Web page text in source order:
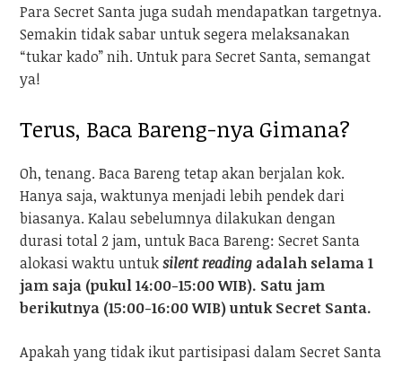
Para Secret Santa juga sudah mendapatkan targetnya.
Semakin tidak sabar untuk segera melaksanakan
“tukar kado” nih. Untuk para Secret Santa, semangat
ya!
Terus, Baca Bareng-nya Gimana?
Oh, tenang. Baca Bareng tetap akan berjalan kok.
Hanya saja, waktunya menjadi lebih pendek dari
biasanya. Kalau sebelumnya dilakukan dengan
durasi total 2 jam, untuk Baca Bareng: Secret Santa
alokasi waktu untuksilent reading adalah selama 1
jam saja (pukul 14:00-15:00 WIB). Satu jam
berikutnya (15:00-16:00 WIB) untuk Secret Santa.
Apakah yang tidak ikut partisipasi dalam Secret Santa